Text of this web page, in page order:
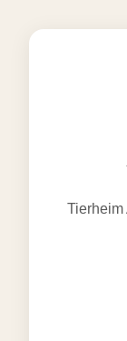
Tierheim